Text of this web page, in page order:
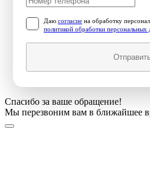
Даю согласие на обработку
политикой обработки персональных
Отправить
Спасибо за ваше обращение!
Мы перезвоним вам в ближайшее